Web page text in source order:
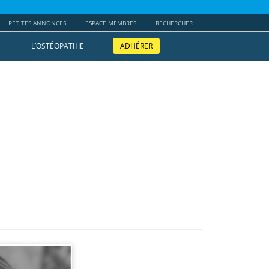
PETITES ANNONCES ESPACE MEMBRES RECHERCHER
L’OSTÉOPATHIE ADHÉRER